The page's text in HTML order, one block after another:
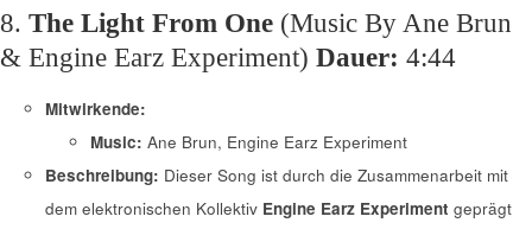
8. The Light From One (Music By Ane Brun
& Engine Earz Experiment) Dauer: 4:44
Mitwirkende:
Music: Ane Brun, Engine Earz Experiment
Beschreibung: Dieser Song ist durch die Zusammenarbeit mit
dem elektronischen Kollektiv Engine Earz Experiment geprägt